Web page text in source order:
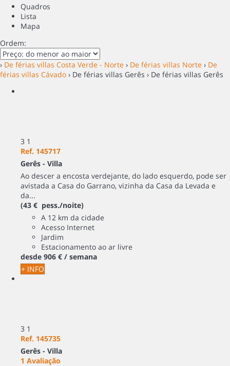
Quadros
Lista
Mapa
Ordem:
› De férias villas Costa Verde - Norte › De férias villas Norte › De
férias villas Cávado › De férias villas Gerês › De férias villas Gerês
3 1
Ref. 145717
Gerês - Villa
Ao descer a encosta verdejante, do lado esquerdo, pode ser
avistada a Casa do Garrano, vizinha da Casa da Levada e
da...
(43 € pess./noite)
A 12 km da cidade
Acesso Internet
Jardim
Estacionamento ao ar livre
desde 906 € / semana
+ INFO
3 1
Ref. 145735
Gerês - Villa
1 Avaliação